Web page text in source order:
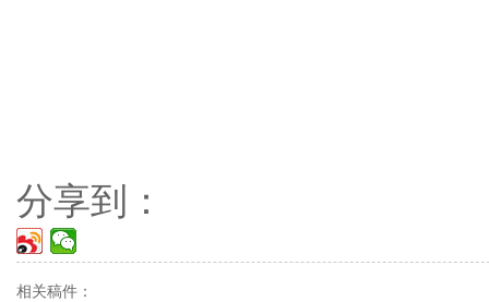
分享到：
相关稿件：